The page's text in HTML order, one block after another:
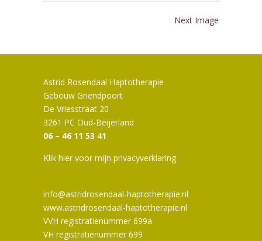
Next Image
Astrid Rosendaal Haptotherapie
Gebouw Griendpoort
De Vriesstraat 20
3261 PC Oud-Beijerland
06 – 46 11 53 41
Klik hier voor mijn privacyverklaring
info@astridrosendaal-haptotherapie.nl
www.astridrosendaal-haptotherapie.nl
VVH registratienummer 699a
VH registratienummer 699